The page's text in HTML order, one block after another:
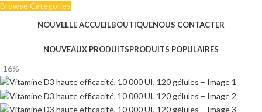
Browse Categories
NOUVELLE ACCUEILBOUTIQUENOUS CONTACTER
NOUVEAUX PRODUITSPRODUITS POPULAIRES
-16%